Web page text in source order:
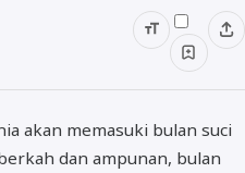
akan memasuki bulan suci
dan ampunan, bulan